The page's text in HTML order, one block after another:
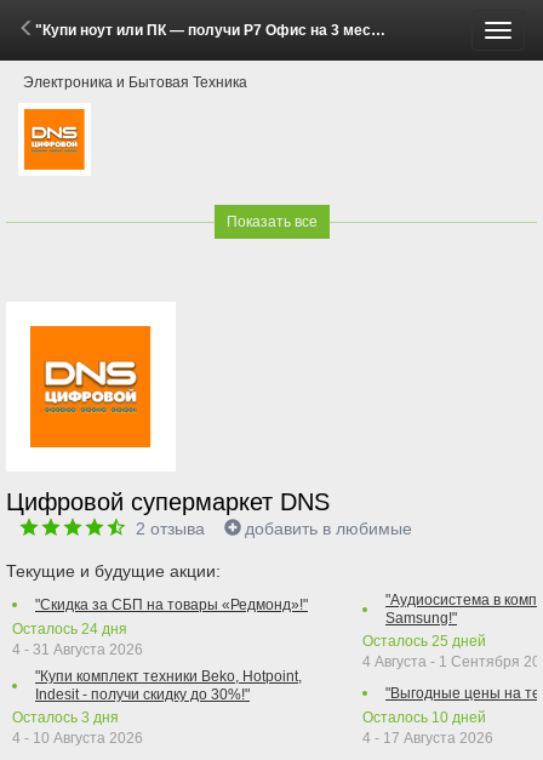
"Купи ноут или ПК — получи Р7 Офис на 3 месяца за 300 рублей!" (25 Мая - 31 Июля 2026)
Электроника и Бытовая Техника
Показать все
Цифровой супермаркет DNS
2 отзыва добавить в любимые
Текущие и будущие акции:
"Скидка за СБП на товары «Редмонд»!"
Осталось 24 дня
4 - 31 Августа 2026
"Купи комплект техники Beko, Hotpoint,
Indesit - получи скидку до 30%!"
Осталось 3 дня
4 - 10 Августа 2026
"Аудиосистема в
Samsung!"
Осталось 25 дней
4 Августа - 1 Сентября
"Выгодные цены на
Осталось 10 дней
4 - 17 Августа 2026